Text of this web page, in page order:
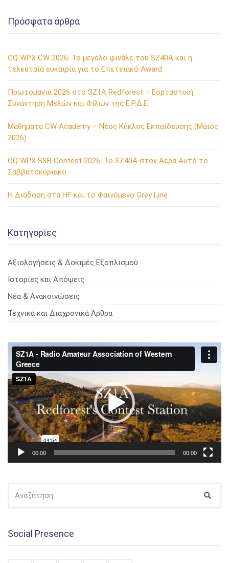
Πρόσφατα άρθρα
CQ WPX CW 2026: Το μεγάλο φινάλε του SZ40A και η
τελευταία ευκαιρία για το Επετειακό Award
Πρωτομαγιά 2026 στο SZ1A Redforest – Εορταστική
Συνάντηση Μελών και Φίλων της Ε.Ρ.Δ.Ε.
Μαθήματα CW Academy – Νέος Κύκλος Εκπαίδευσης (Μάιος
2026)
CQ WPX SSB Contest 2026: Το SZ40A στον Αέρα Αυτό το
Σαββατοκύριακο
Η Διάδοση στα HF και το Φαινόμενο Grey Line
Kατηγορίες
Αξιολογήσεις & Δοκιμές Εξοπλισμού
Ιστορίες και Απόψεις
Νέα & Ανακοινώσεις
Τεχνικά και Διαχρονικά Άρθρα
Πρόγραμμα
Αναπαραγωγής
Βίντεο
00:00 00:00
ΓΙΑ:
Social Presence